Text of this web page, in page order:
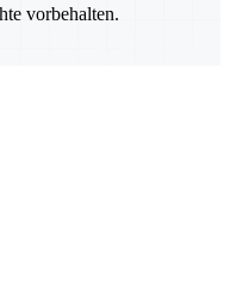
vorbehalten.